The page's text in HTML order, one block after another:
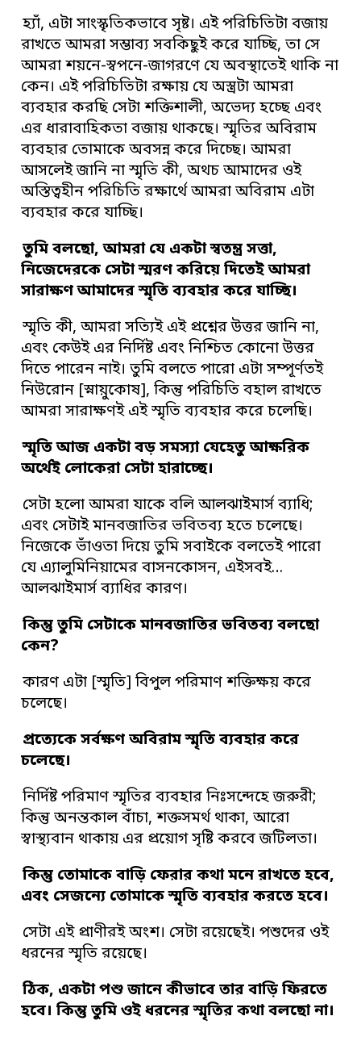
হ্যাঁ, এটা সাংস্কৃতিকভাবে সৃষ্ট। এই পরিচিতিটা বজায়
রাখতে আমরা সম্ভাব্য সবকিছুই করে যাচ্ছি, তা সে
আমরা শয়নে-স্বপনে-জাগরণে যে অবস্থাতেই থাকি না
কেন। এই পরিচিতিটা রক্ষায় যে অস্ত্রটা আমরা
ব্যবহার করছি সেটা শক্তিশালী, অভেদ্য হচ্ছে এবং
এর ধারাবাহিকতা বজায় থাকছে। স্মৃতির অবিরাম
ব্যবহার তোমাকে অবসন্ন করে দিচ্ছে। আমরা
আসলেই জানি না স্মৃতি কী, অথচ আমাদের ওই
অস্তিত্বহীন পরিচিতি রক্ষার্থে আমরা অবিরাম এটা
ব্যবহার করে যাচ্ছি।
তুমি বলছো, আমরা যে একটা স্বতন্ত্র সত্তা,
নিজেদেরকে সেটা স্মরণ করিয়ে দিতেই আমরা
সারাক্ষণ আমাদের স্মৃতি ব্যবহার করে যাচ্ছি।
স্মৃতি কী, আমরা সত্যিই এই প্রশ্নের উত্তর জানি না,
এবং কেউই এর নির্দিষ্ট এবং নিশ্চিত কোনো উত্তর
দিতে পারেন নাই। তুমি বলতে পারো এটা সম্পূর্ণতই
নিউরোন [স্নায়ুকোষ], কিন্তু পরিচিতি বহাল রাখতে
আমরা সারাক্ষণই এই স্মৃতি ব্যবহার করে চলেছি।
স্মৃতি আজ একটা বড় সমস্যা যেহেতু আক্ষরিক
অর্থেই লোকেরা সেটা হারাচ্ছে।
সেটা হলো আমরা যাকে বলি আলঝাইমার্স ব্যাধি;
এবং সেটাই মানবজাতির ভবিতব্য হতে চলেছে।
নিজেকে ভাঁওতা দিয়ে তুমি সবাইকে বলতেই পারো
যে এ্যালুমিনিয়ামের বাসনকোসন, এইসবই…
আলঝাইমার্স ব্যাধির কারণ।
কিন্তু তুমি সেটাকে মানবজাতির ভবিতব্য বলছো
কেন?
কারণ এটা [স্মৃতি] বিপুল পরিমাণ শক্তিক্ষয় করে
চলেছে।
প্রত্যেকে সর্বক্ষণ অবিরাম স্মৃতি ব্যবহার করে
চলেছে।
নির্দিষ্ট পরিমাণ স্মৃতির ব্যবহার নিঃসন্দেহে জরুরী;
কিন্তু অনন্তকাল বাঁচা, শক্তসমর্থ থাকা, আরো
স্বাস্থ্যবান থাকায় এর প্রয়োগ সৃষ্টি করবে জটিলতা।
কিন্তু তোমাকে বাড়ি ফেরার কথা মনে রাখতে হবে,
এবং সেজন্যে তোমাকে স্মৃতি ব্যবহার করতে হবে।
সেটা এই প্রাণীরই অংশ। সেটা রয়েছেই। পশুদের ওই
ধরনের স্মৃতি রয়েছে।
ঠিক, একটা পশু জানে কীভাবে তার বাড়ি ফিরতে
হবে। কিন্তু তুমি ওই ধরনের স্মৃতির কথা বলছো না।